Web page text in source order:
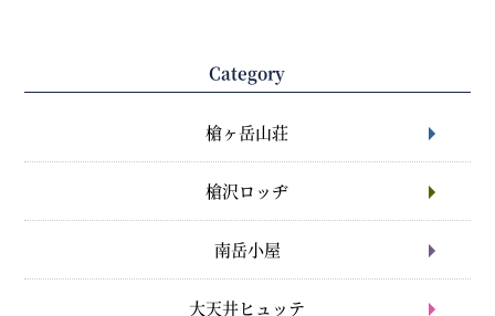
Category
槍ヶ岳山荘
槍沢ロッヂ
南岳小屋
大天井ヒュッテ